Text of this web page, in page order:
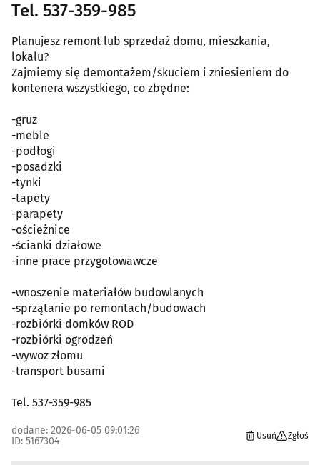
Tel. 537-359-985
Planujesz remont lub sprzedaż domu, mieszkania,
lokalu?
Zajmiemy się demontażem/skuciem i zniesieniem do
kontenera wszystkiego, co zbędne:
-gruz
-meble
-podłogi
-posadzki
-tynki
-tapety
-parapety
-ościeżnice
-ścianki działowe
-inne prace przygotowawcze
-wnoszenie materiałów budowlanych
-sprzątanie po remontach/budowach
-rozbiórki domków ROD
-rozbiórki ogrodzeń
-wywoz złomu
-transport busami
Tel. 537-359-985
dodane: 2026-06-05 09:01:26
ID: 5167304
Usuń Zgłoś